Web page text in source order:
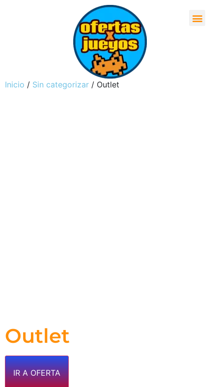
Inicio / Sin categorizar / Outlet
Outlet
IR A OFERTA